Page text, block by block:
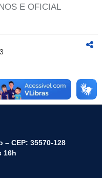
E OFICIAL
– CEP: 35570-128
16h